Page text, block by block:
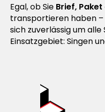
Egal, ob Sie Brief,
transportieren haben –
sich zuverlässig um alle
Einsatzgebiet: Singen